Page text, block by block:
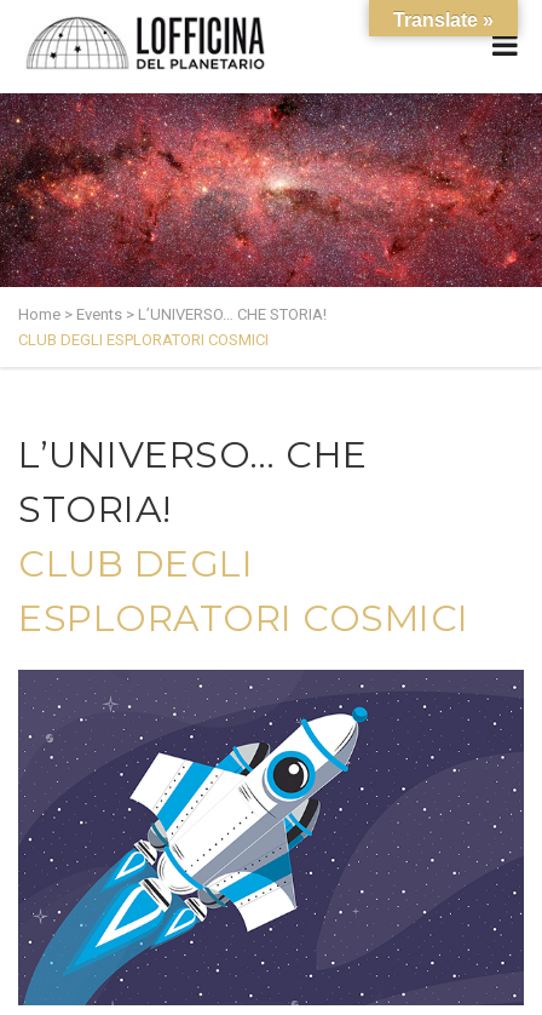
Home > Events > L’UNIVERSO… CHE STORIA!
CLUB DEGLI ESPLORATORI COSMICI
L’UNIVERSO… CHE
STORIA!
CLUB DEGLI
ESPLORATORI COSMICI
Translate »